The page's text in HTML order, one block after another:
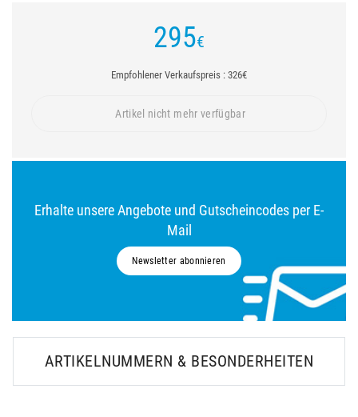
295€
Empfohlener Verkaufspreis : 326€
Artikel nicht mehr verfügbar
Erhalte unsere Angebote und Gutscheincodes per E-
Mail
Newsletter abonnieren
ARTIKELNUMMERN & BESONDERHEITEN